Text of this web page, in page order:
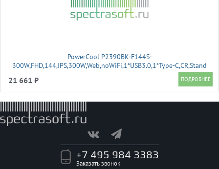
PowerCool P2390BK-F144S-
300W,FHD,144,IPS,300W,Web,noWiFi,1*USB3.0,1*Type-C,CR,Stand
21 661 ₽
+7 495 984 3383
Заказать звонок